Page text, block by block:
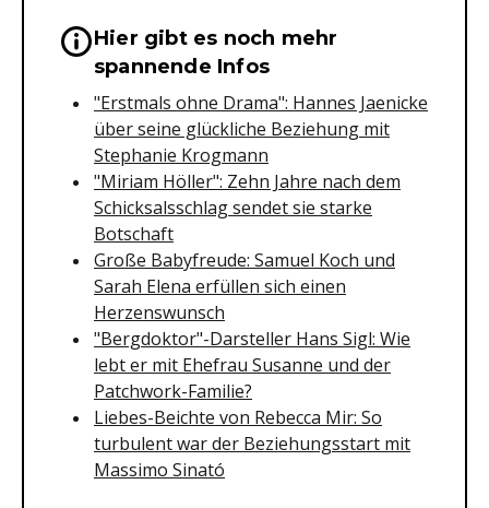
Wichtige Hinweise &
Hier gibt es noch mehr
spannende Infos
"Erstmals ohne Drama": Hannes Jaenicke
über seine glückliche Beziehung mit
Stephanie Krogmann
"Miriam Höller": Zehn Jahre nach dem
Schicksalsschlag sendet sie starke
Botschaft
Große Babyfreude: Samuel Koch und
Sarah Elena erfüllen sich einen
Herzenswunsch
"Bergdoktor"-Darsteller Hans Sigl: Wie
lebt er mit Ehefrau Susanne und der
Patchwork-Familie?
Liebes-Beichte von Rebecca Mir: So
turbulent war der Beziehungsstart mit
Massimo Sinató